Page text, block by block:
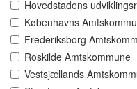
Hovedstadens
Københavns
Frederiksborg
Roskilde Amtskommune
Vestsjællands